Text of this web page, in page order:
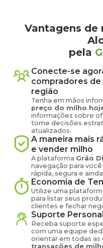
Vantagens de
pela
Conecte-se
compradores de
região
Tenha em mãos
preço do milho
informações sobre
tome decisões
atualizados.
A maneira mais
e vender milho
A plataforma Grão
navegação para
rápida, segura e
Economia de
Utilize uma
para listar seus
clientes e fechar
Suporte
Receba suporte
com uma equipe
orientar em todas
transações de